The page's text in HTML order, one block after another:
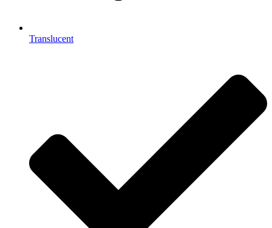
Translucent